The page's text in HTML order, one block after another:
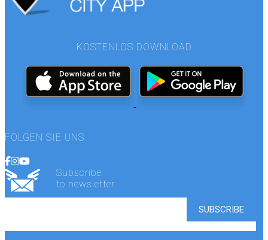
KOSTENLOS DOWNLOAD
FOLGEN SIE UNS
Subscribe
to newsletter